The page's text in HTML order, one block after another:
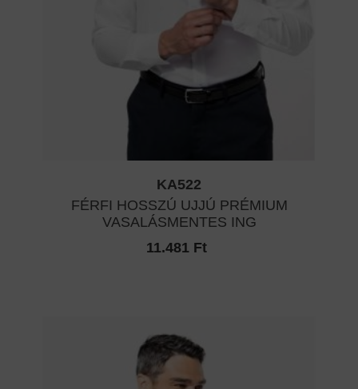
KA522
FÉRFI HOSSZÚ UJJÚ PRÉMIUM
VASALÁSMENTES ING
11.481 Ft